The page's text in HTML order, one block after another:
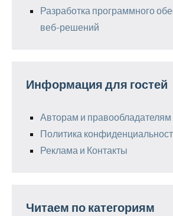
Разработка программного
веб-решений
Информация для гостей
Авторам и правообладателям
Политика
Реклама и Контакты
Читаем по категориям